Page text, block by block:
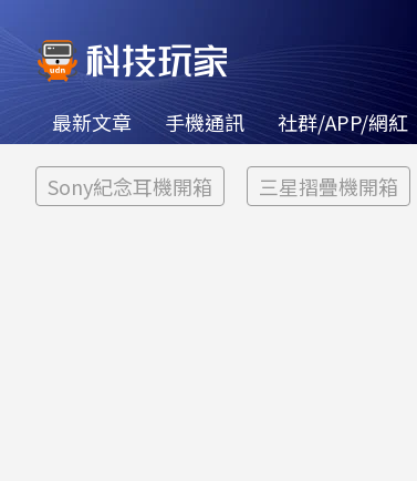
最新文章 手機通訊 社群/APP/網紅
Sony紀念耳機開箱 三星摺疊機開箱